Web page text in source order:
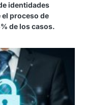
identidades
proceso de
de los casos.